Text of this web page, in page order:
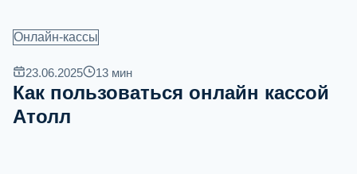
Онлайн-кассы
23.06.2025 13 мин
Как пользоваться онлайн кассой
Атолл